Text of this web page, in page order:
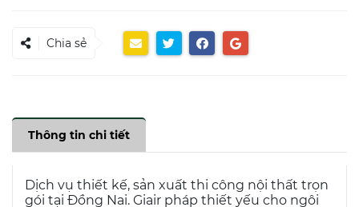
Chia sẻ
Thông tin chi tiết
Dịch vụ thiết kế, sản xuất thi công nội thất trọn
gói tại Đồng Nai. Giair pháp thiết yếu cho ngôi